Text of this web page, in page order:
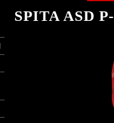
SPITA ASD